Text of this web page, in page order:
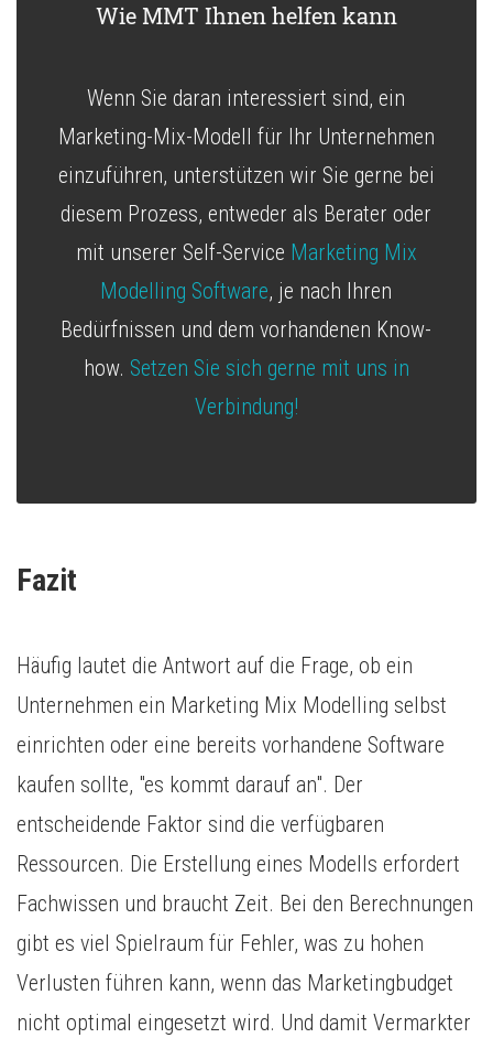
Wie MMT Ihnen helfen kann
Wenn Sie daran interessiert sind, ein
Marketing-Mix-Modell für Ihr Unternehmen
einzuführen, unterstützen wir Sie gerne bei
diesem Prozess, entweder als Berater oder
mit unserer Self-Service Marketing Mix
Modelling Software, je nach Ihren
Bedürfnissen und dem vorhandenen Know-
how. Setzen Sie sich gerne mit uns in
Verbindung!
Fazit
Häufig lautet die Antwort auf die Frage, ob ein
Unternehmen ein Marketing Mix Modelling selbst
einrichten oder eine bereits vorhandene Software
kaufen sollte, "es kommt darauf an". Der
entscheidende Faktor sind die verfügbaren
Ressourcen. Die Erstellung eines Modells erfordert
Fachwissen und braucht Zeit. Bei den Berechnungen
gibt es viel Spielraum für Fehler, was zu hohen
Verlusten führen kann, wenn das Marketingbudget
nicht optimal eingesetzt wird. Und damit Vermarkter